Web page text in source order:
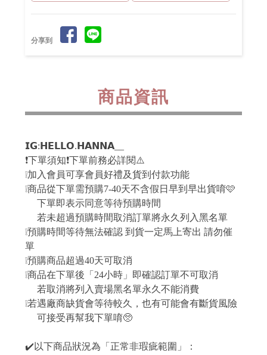
分享到
商品資訊
𝗜𝗚:𝗛𝗘𝗟𝗟𝗢.𝗛𝗔𝗡𝗡𝗔__
❗️下單須知❗️下單前務必詳閱⚠️
❕加入會員可享會員好禮及貨到付款功能
❕商品從下單需預購7-40天不含假日早到早出貨唷🩷
下單即表示同意等待預購時間
若未超過預購時間取消訂單將永久列入黑名單
❕預購時間等待無法確認 到貨一定馬上寄出 請勿催
單
❕預購商品超過40天可取消
❕商品在下單後「24小時」即確認訂單不可取消
若取消將列入賣場黑名單永久不能消費
❕若遇廠商缺貨會等待較久，也有可能會有斷貨風險
可接受再幫我下單唷🥺
✔️以下商品狀況為「正常非瑕疵範圍」：